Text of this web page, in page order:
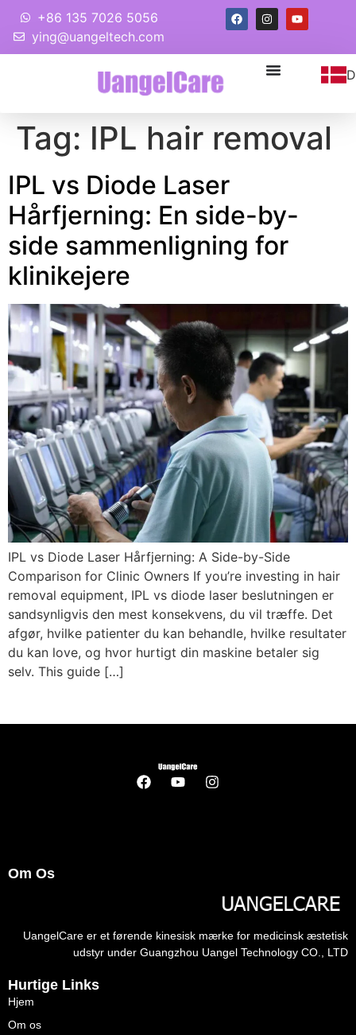
+86 135 7026 5056
ying@uangeltech.com
Tag: IPL hair removal
IPL vs Diode Laser
Hårfjerning: En side-by-
side sammenligning for
klinikejere
IPL vs Diode Laser Hårfjerning: A Side-by-Side
Comparison for Clinic Owners If you’re investing in hair
removal equipment, IPL vs diode laser beslutningen er
sandsynligvis den mest konsekvens, du vil træffe. Det
afgør, hvilke patienter du kan behandle, hvilke resultater
du kan love, og hvor hurtigt din maskine betaler sig
selv. This guide […]
Om Os
UangelCare er et førende kinesisk mærke for medicinsk æstetisk
udstyr under Guangzhou Uangel Technology CO., LTD
Hurtige Links
Hjem
Om os